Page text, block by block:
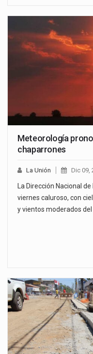
Meteorología
chaparrones
La Unión Dic 09,
La Dirección Nacional
viernes caluroso, con
y vientos moderados